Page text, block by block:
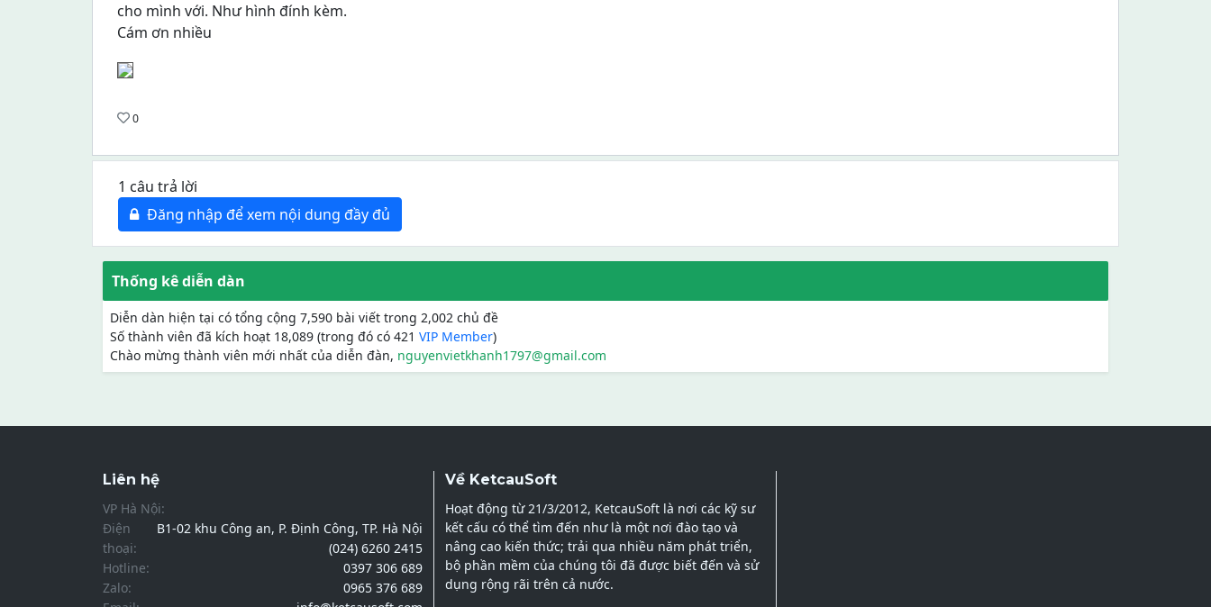
cho mình với. Như hình đính kèm.
Cám ơn nhiều
0
1 câu trả lời
Đăng nhập để xem nội dung đầy đủ
Thống kê diễn dàn
Diễn dàn hiện tại có tổng cộng 7,590 bài viết trong 2,002 chủ đề
Số thành viên đã kích hoạt 18,089 (trong đó có 421 VIP Member)
Chào mừng thành viên mới nhất của diễn đàn, nguyenvietkhanh1797@gmail.com
Liên hệ
VP Hà Nội:
B1-02 khu Công an, P. Định Công, TP. Hà Nội
Điện
thoại:
(024) 6260 2415
Hotline:
0397 306 689
Zalo:
0965 376 689
Về KetcauSoft
Hoạt động từ 21/3/2012, KetcauSoft là nơi các kỹ sư
kết cấu có thể tìm đến như là một nơi đào tạo và
nâng cao kiến thức; trải qua nhiều năm phát triển,
bộ phần mềm của chúng tôi đã được biết đến và sử
dụng rộng rãi trên cả nước.